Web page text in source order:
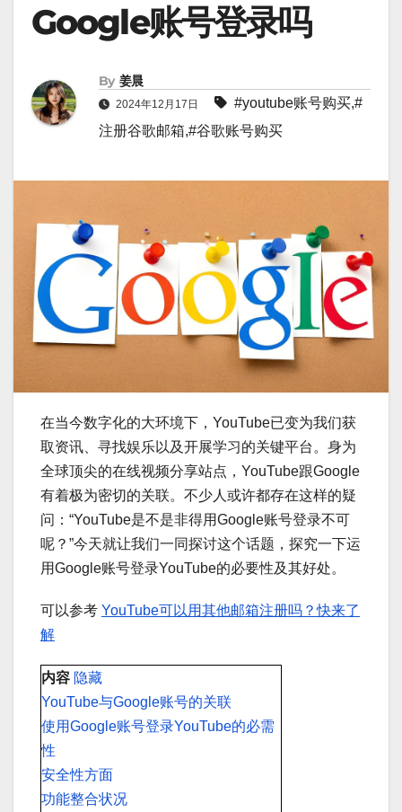
Google账号登录吗
By 姜晨
2024年12月17日 #youtube账号购买,#
注册谷歌邮箱,#谷歌账号购买
在当今数字化的大环境下，YouTube已变为我们获
取资讯、寻找娱乐以及开展学习的关键平台。身为
全球顶尖的在线视频分享站点，YouTube跟Google
有着极为密切的关联。不少人或许都存在这样的疑
问：“YouTube是不是非得用Google账号登录不可
呢？”今天就让我们一同探讨这个话题，探究一下运
用Google账号登录YouTube的必要性及其好处。
可以参考 YouTube可以用其他邮箱注册吗？快来了
解
内容 隐藏
YouTube与Google账号的关联
使用Google账号登录YouTube的必需
性
安全性方面
功能整合状况